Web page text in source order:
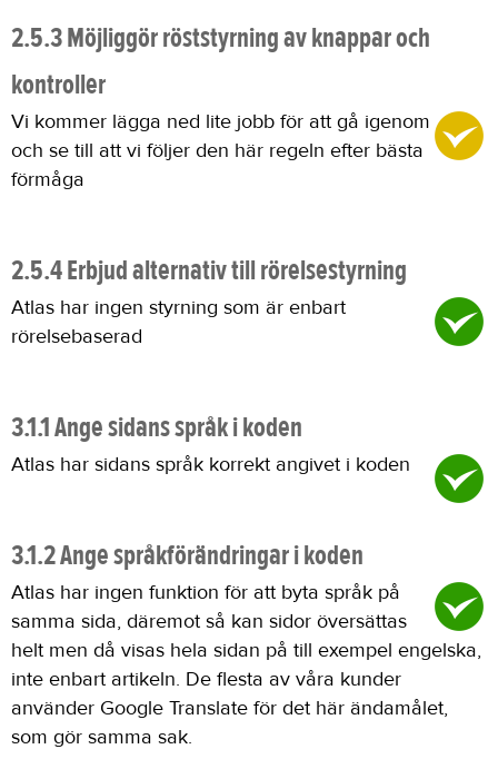
2.5.3 Möjliggör röststyrning av knappar och
kontroller
Vi kommer lägga ned lite jobb för att gå igenom
och se till att vi följer den här regeln efter bästa
förmåga
2.5.4 Erbjud alternativ till rörelsestyrning
Atlas har ingen styrning som är enbart
rörelsebaserad
3.1.1 Ange sidans språk i koden
Atlas har sidans språk korrekt angivet i koden
3.1.2 Ange språkförändringar i koden
Atlas har ingen funktion för att byta språk på
samma sida, däremot så kan sidor översättas
helt men då visas hela sidan på till exempel engelska,
inte enbart artikeln. De flesta av våra kunder
använder Google Translate för det här ändamålet,
som gör samma sak.